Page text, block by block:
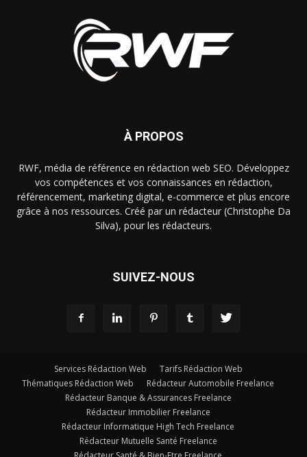
À PROPOS
RWF, média de référence en rédaction web SEO. Développez
vos compétences et vos connaissances en rédaction,
référencement, marketing digital, e-commerce et plus encore
grâce à nos ressources. Créé par un rédacteur (Christophe Da
Silva), pour les rédacteurs.
SUIVEZ-NOUS
Services Rédaction Web
Tarifs Rédaction Web
Thématiques Rédaction Web
Rédacteur Automobile Freelance
Rédacteur Banque & Assurances Freelance
Rédacteur Immobilier Freelance
Rédacteur Informatique High Tech Freelance
Rédacteur Mutuelle Santé Freelance